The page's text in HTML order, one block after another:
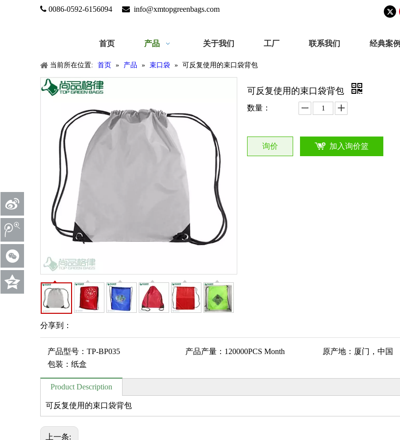
 0086-0592-6156094  info@xmtopgreenbags.com
首页 产品 关于我们 工厂 联系我们 经典案例
当前所在位置: 首页 » 产品 » 束口袋 » 可反复使用的束口袋背包
分享到：
可反复使用的束口袋背包
数量：
询价 加入询价篮
产品型号： TP-BP035 产品产量： 120000PCS Month 原产地： 厦门，中国
包装： 纸盒
Product Description
可反复使用的束口袋背包
上一条: